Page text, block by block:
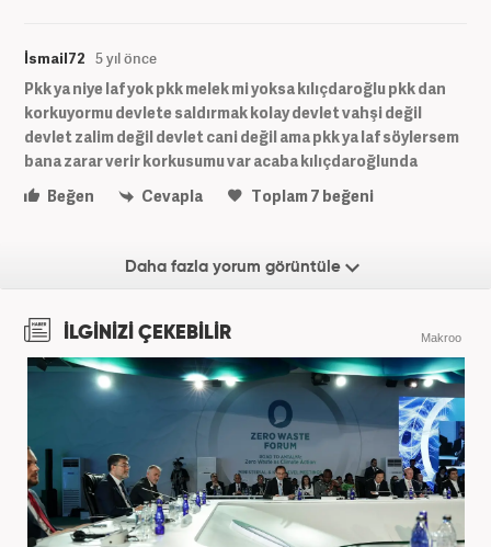
İsmail72 5 yıl önce
Pkk ya niye laf yok pkk melek mi yoksa kılıçdaroğlu pkk dan
korkuyormu devlete saldırmak kolay devlet vahşi değil
devlet zalim değil devlet cani değil ama pkk ya laf söylersem
bana zarar verir korkusumu var acaba kılıçdaroğlunda
Beğen
Cevapla Toplam7 beğeni
Daha fazla yorum görüntüle
İLGİNİZİ ÇEKEBİLİR Makroo